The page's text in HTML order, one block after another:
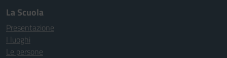
La Scuola
Presentazione
I luoghi
Le persone